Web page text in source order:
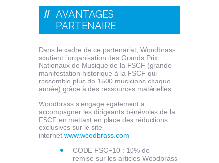
AVANTAGES
PARTENAIRE
Dans le cadre de ce partenariat, Woodbrass
soutient l’organisation des Grands Prix
Nationaux de Musique de la FSCF (grande
manifestation historique à la FSCF qui
rassemble plus de 1500 musiciens chaque
année) grâce à des ressources matérielles.
Woodbrass s’engage également à
accompagner les dirigeants bénévoles de la
FSCF en mettant en place des réductions
exclusives sur le site
internet www.woodbrass.com
CODE FSCF10 : 10% de
remise sur les articles Woodbrass